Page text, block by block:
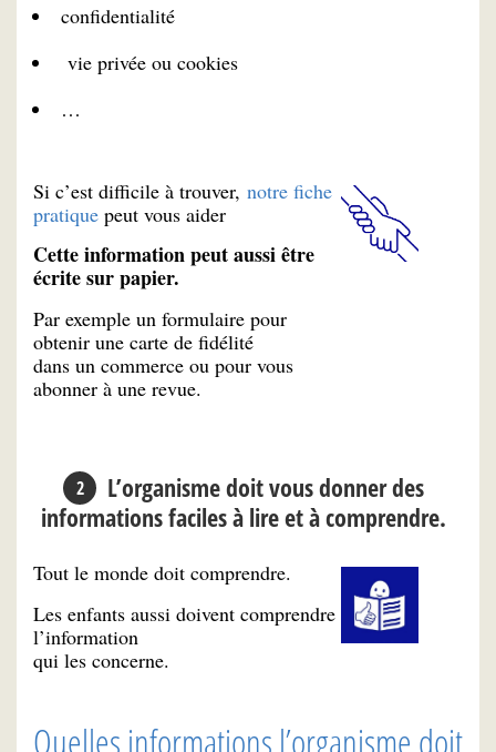
confidentialité
vie privée ou cookies
…
Si c’est difficile à trouver, notre fiche
pratique peut vous aider
Cette information peut aussi être
écrite sur papier.
Par exemple un formulaire pour
obtenir une carte de fidélité
dans un commerce ou pour vous
abonner à une revue.
L’organisme doit vous donner des
informations faciles à lire et à comprendre.
Tout le monde doit comprendre.
Les enfants aussi doivent comprendre
l’information
qui les concerne.
Quelles informations l’organisme doit